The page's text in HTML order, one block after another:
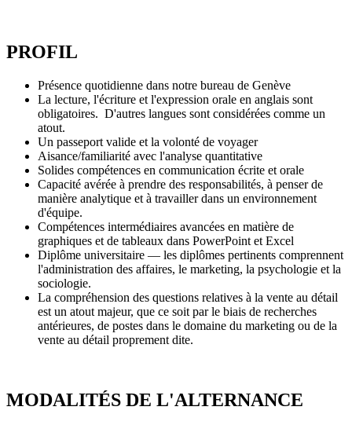
PROFIL
Présence quotidienne dans notre bureau de Genève
La lecture, l'écriture et l'expression orale en anglais sont
obligatoires. D'autres langues sont considérées comme un
atout.
Un passeport valide et la volonté de voyager
Aisance/familiarité avec l'analyse quantitative
Solides compétences en communication écrite et orale
Capacité avérée à prendre des responsabilités, à penser de
manière analytique et à travailler dans un environnement
d'équipe.
Compétences intermédiaires avancées en matière de
graphiques et de tableaux dans PowerPoint et Excel
Diplôme universitaire — les diplômes pertinents comprennent
l'administration des affaires, le marketing, la psychologie et la
sociologie.
La compréhension des questions relatives à la vente au détail
est un atout majeur, que ce soit par le biais de recherches
antérieures, de postes dans le domaine du marketing ou de la
vente au détail proprement dite.
MODALITÉS DE L'ALTERNANCE